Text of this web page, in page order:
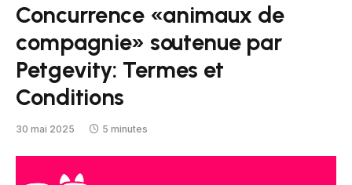
Concurrence «animaux de
compagnie» soutenue par
Petgevity: Termes et
Conditions
30 mai 2025 5 minutes